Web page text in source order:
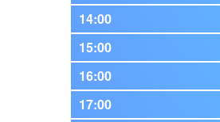
14:00
15:00
16:00
17:00